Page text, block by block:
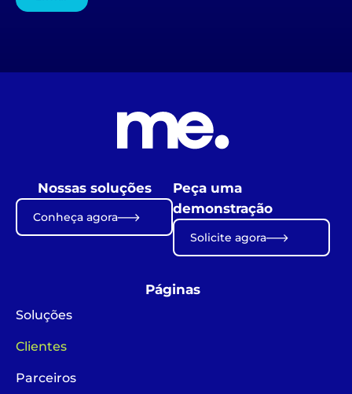
Nossas soluções
Conheça agora
Peça uma
demonstração
Solicite agora
Páginas
Soluções
Clientes
Parceiros